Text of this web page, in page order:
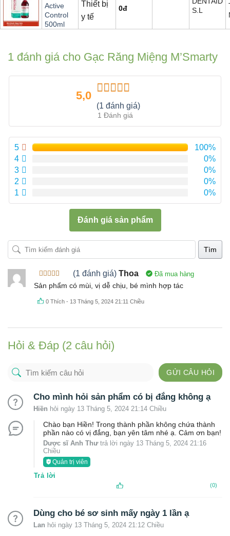
Active
Control
500ml
Thiết bị
y tế
0đ
S.L
1 đánh giá cho Gạc Răng Miệng M’Smarty
5,0
Được xếp
hạng 5.00
sao
(1 đánh giá)
1 Đánh giá
5
100%
4
0%
3
0%
2
0%
1
0%
Đánh giá sản phẩm
Tìm
Được xếp
hạng55
sao
(1 đánh giá) Thoa Đã mua hàng
Sản phẩm có mùi, vị dễ chịu, bé mình hợp tác
0 Thích - 13 Tháng 5, 2024 21:11 Chiều
Hỏi & Đáp (2 câu hỏi)
GỬI CÂU HỎI
Cho mình hỏi sản phẩm có bị đắng không ạ
Hiền hỏi ngày 13 Tháng 5, 2024 21:14 Chiều
Chào bạn Hiền! Trong thành phần không chứa thành
phần nào có vị đắng, bạn yên tâm nhé ạ. Cảm ơn bạn!
Dược sĩ Anh Thưtrả lời ngày 13 Tháng 5, 2024 21:16
Chiều
Quản trị viên
Trả lời
(0)
Dùng cho bé sơ sinh mấy ngày 1 lần ạ
Lan hỏi ngày 13 Tháng 5, 2024 21:12 Chiều